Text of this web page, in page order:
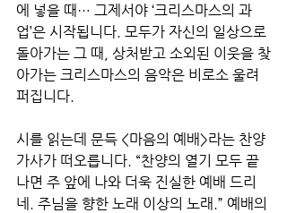
에 넣을 때… 그제서야 ‘크리스마스의 과
업’은 시작됩니다. 모두가 자신의 일상으로
돌아가는 그 때, 상처받고 소외된 이웃을 찾
아가는 크리스마스의 음악은 비로소 울려
퍼집니다.
시를 읽는데 문득 <마음의 예배>라는 찬양
가사가 떠오릅니다. “찬양의 열기 모두 끝
나면 주 앞에 나와 더욱 진실한 예배 드리
네. 주님을 향한 노래 이상의 노래.” 예배의